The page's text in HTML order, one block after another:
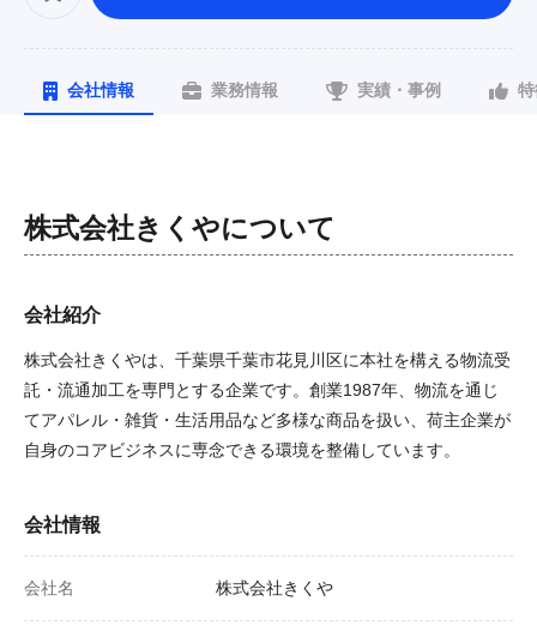
会社情報 業務情報 実績・事例
株式会社きくやについて
会社紹介
株式会社きくやは、千葉県千葉市花見川区に本社を構える物流受
託・流通加工を専門とする企業です。創業1987年、物流を通じ
てアパレル・雑貨・生活用品など多様な商品を扱い、荷主企業が
自身のコアビジネスに専念できる環境を整備しています。
会社情報
会社名 株式会社きくや